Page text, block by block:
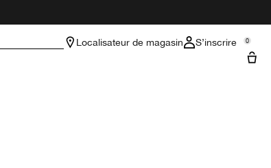
Localisateur de magasin S’inscrire 0